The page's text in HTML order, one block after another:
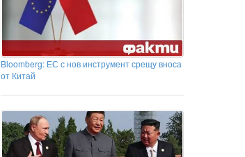
Bloomberg: ЕС с нов инструмент срещу вноса
от Китай